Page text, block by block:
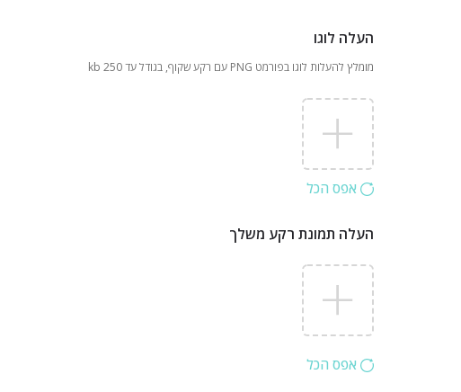
העלה לוגו
מומלץ להעלות לוגו בפורמט PNG עם רקע שקוף, בגודל עד 250 kb
אפס הכל
העלה תמונת רקע משלך
אפס הכל